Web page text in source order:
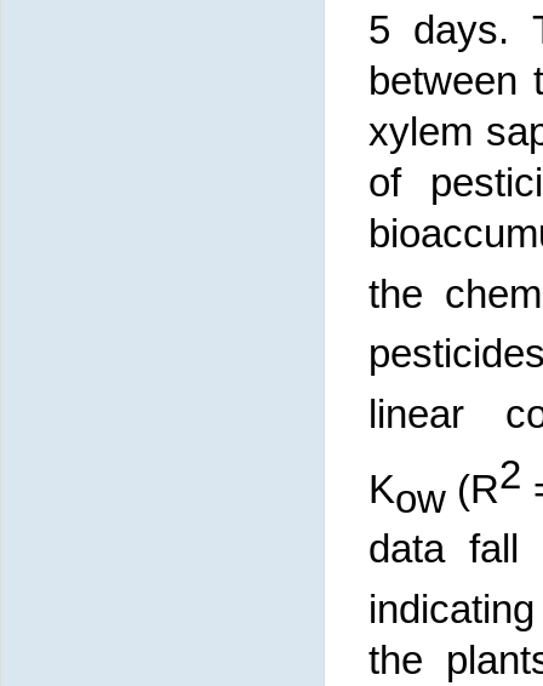
5 days.
between
xylem
of
the
linear
Kow (R2
data fall
the